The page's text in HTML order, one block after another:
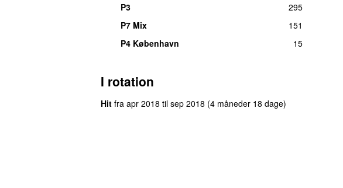
P3
295
P7 Mix
151
P4 København
15
I rotation
Hit fra apr 2018 til sep 2018 (4 måneder 18 dage)